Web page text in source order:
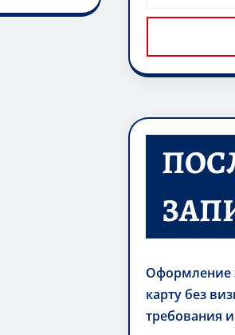
Оформление
карту без
требования